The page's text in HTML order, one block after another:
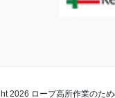
2026 ロープ高所作業のた